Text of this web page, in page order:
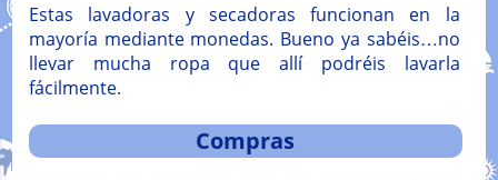
Estas lavadoras y secadoras funcionan en la
mayoría mediante monedas. Bueno ya sabéis…no
llevar mucha ropa que allí podréis lavarla
fácilmente.
Compras